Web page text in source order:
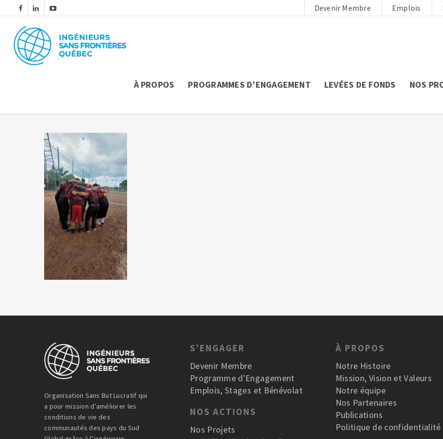
Devenir Membre Emplois
À PROPOS PROGRAMMES D’ENGAGEMENT LEVÉES DE FONDS NOS
Organisation Sans But Lucratif qui
a pour mission d’améliorer les
conditions de vie des
communautés des pays du Sud
S’ENGAGER
Devenir Membre
Programme d'Engagement
Emplois, Stages et Bénévolat
NOS ACTIONS
Nos Projets
À PROPOS
Notre Histoire
Mission, Vision et Valeurs
Notre équipe
Nos Partenaires
Publications
Politique de confidentialité